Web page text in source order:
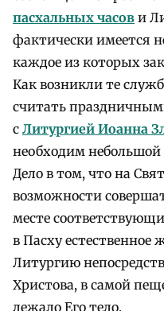
пасхальных часов и
фактически имеется
каждое из которых
Как возникли те
считать
с Литургией Иоанна
необходим небольшой
Дело в том, что на
возможности
месте
в Пасху
Литургию
Христова, в самой
лежало Его тело.